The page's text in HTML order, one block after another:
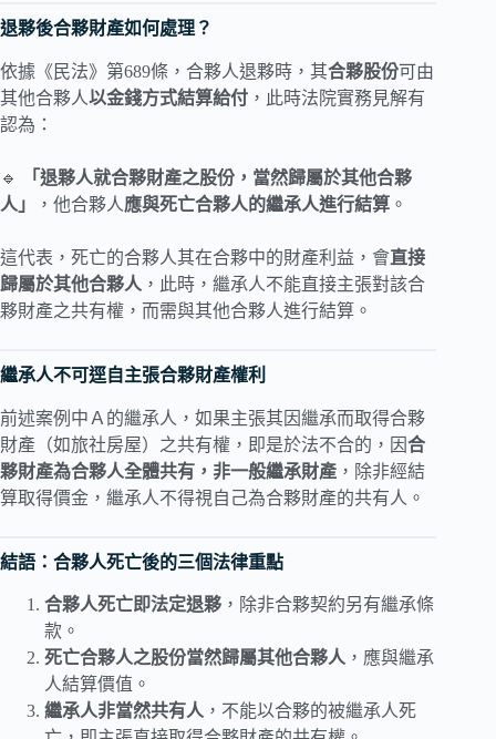
退夥後合夥財產如何處理？
依據《民法》第689條，合夥人退夥時，其合夥股份可由
其他合夥人以金錢方式結算給付 ，此時法院實務見解有
認為：
🔹
「退夥人就合夥財產之股份，當然歸屬於其他合夥
人」
，他合夥人應與死亡合夥人的繼承人進行結算 。
這代表，死亡的合夥人其在合夥中的財產利益，會直接
歸屬於其他合夥人 ，此時，繼承人不能直接主張對該合
夥財產之共有權，而需與其他合夥人進行結算。
繼承人不可逕自主張合夥財產權利
前述案例中Ａ的繼承人，如果主張其因繼承而取得合夥
財產（如旅社房屋）之共有權，即是於法不合的，因合
夥財產為合夥人全體共有，非一般繼承財產 ，除非經結
算取得價金，繼承人不得視自己為合夥財產的共有人。
結語：合夥人死亡後的三個法律重點
合夥人死亡即法定退夥 ，除非合夥契約另有繼承條
款。
死亡合夥人之股份當然歸屬其他合夥人 ，應與繼承
人結算價值。
繼承人非當然共有人 ，不能以合夥的被繼承人死